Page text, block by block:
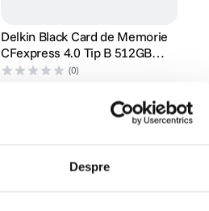
Despre
Delkin Black Card de Memorie
CFexpress 4.0 Tip B 512GB
VPG400 R3600/W3200
(0)